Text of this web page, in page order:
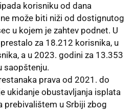
korisniku od dana
može biti niži od dostignutog
u kojem je zahtev podnet. U
za 18.212 korisnika, u
a u 2023. godini za 13.353
saopštenju.
prava od 2021. do
ukidanje obustavljanja isplata
prebivalištem u Srbiji zbog